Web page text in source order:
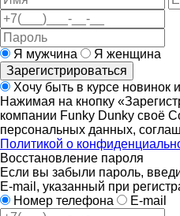
Я мужчина
Я женщина
Зарегистрироваться
Хочу быть в курсе новинок
Нажимая на кнопку
компании Funky Dunky своё
персональных данных,
Политикой о
Восстановление пароля
Если вы забыли пароль,
E-mail, указанный при
Номер телефона
E-mail